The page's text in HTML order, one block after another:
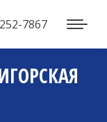
7867